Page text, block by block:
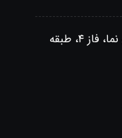
اصفهان، درواز دولت، ارگ جهان نما، فاز ۴، طبقه